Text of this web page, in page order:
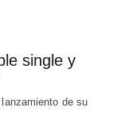
single y
de su